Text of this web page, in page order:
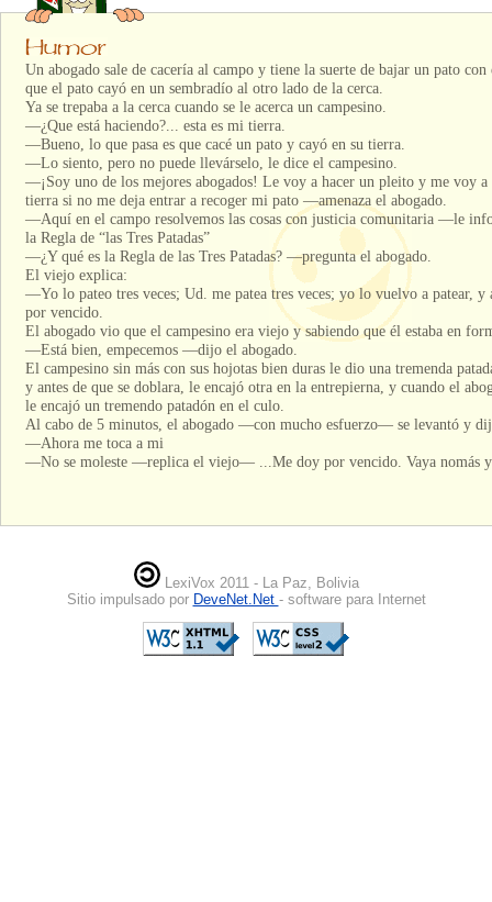
Un abogado sale de cacería al campo y tiene la suerte de bajar un pato
que el pato cayó en un sembradío al otro lado de la cerca.
Ya se trepaba a la cerca cuando se le acerca un campesino.
—¿Que está haciendo?... esta es mi tierra.
—Bueno, lo que pasa es que cacé un pato y cayó en su tierra.
—Lo siento, pero no puede llevárselo, le dice el campesino.
—¡Soy uno de los mejores abogados! Le voy a hacer un pleito y me voy a
tierra si no me deja entrar a recoger mi pato —amenaza el abogado.
—Aquí en el campo resolvemos las cosas con justicia comunitaria —le
la Regla de “las Tres Patadas”
—¿Y qué es la Regla de las Tres Patadas? —pregunta el abogado.
El viejo explica:
—Yo lo pateo tres veces; Ud. me patea tres veces; yo lo vuelvo a patear, y
por vencido.
El abogado vio que el campesino era viejo y sabiendo que él estaba en
—Está bien, empecemos —dijo el abogado.
El campesino sin más con sus hojotas bien duras le dio una tremenda
y antes de que se doblara, le encajó otra en la entrepierna, y cuando el
le encajó un tremendo patadón en el culo.
Al cabo de 5 minutos, el abogado —con mucho esfuerzo— se levantó y
—Ahora me toca a mi
—No se moleste —replica el viejo— ...Me doy por vencido. Vaya nomás y
LexiVox 2011 - La Paz, Bolivia
Sitio impulsado por DeveNet.Net - software para Internet